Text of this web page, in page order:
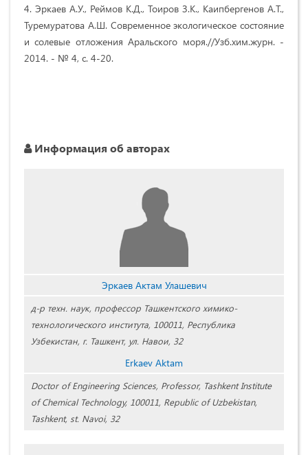
4. Эркаев А.У., Реймов К.Д., Тоиров З.К., Каипбергенов А.Т.,
Туремуратова А.Ш. Современное экологическое состояние
и солевые отложения Аральского моря.//Узб.хим.журн. -
2014. - № 4, с. 4-20.
Информация об авторах
Эркаев Актам Улашевич
д-р техн. наук, профессор Ташкентского химико-
технологического института, 100011, Республика
Узбекистан, г. Ташкент, ул. Навои, 32
Erkaev Aktam
Doctor of Engineering Sciences, Professor, Tashkent Institute
of Chemical Technology, 100011, Republic of Uzbekistan,
Tashkent, st. Navoi, 32